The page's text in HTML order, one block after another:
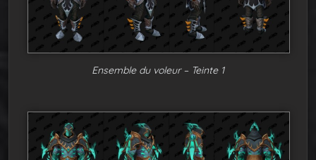
Ensemble du voleur – Teinte 1